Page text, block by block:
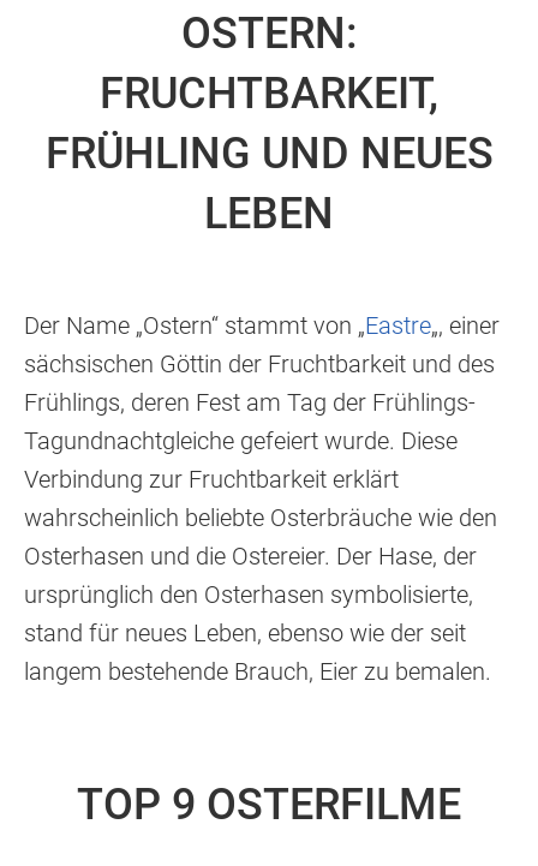
OSTERN:
FRUCHTBARKEIT,
FRÜHLING UND NEUES
LEBEN
Der Name „Ostern“ stammt von „Eastre„, einer
sächsischen Göttin der Fruchtbarkeit und des
Frühlings, deren Fest am Tag der Frühlings-
Tagundnachtgleiche gefeiert wurde. Diese
Verbindung zur Fruchtbarkeit erklärt
wahrscheinlich beliebte Osterbräuche wie den
Osterhasen und die Ostereier. Der Hase, der
ursprünglich den Osterhasen symbolisierte,
stand für neues Leben, ebenso wie der seit
langem bestehende Brauch, Eier zu bemalen.
TOP 9 OSTERFILME